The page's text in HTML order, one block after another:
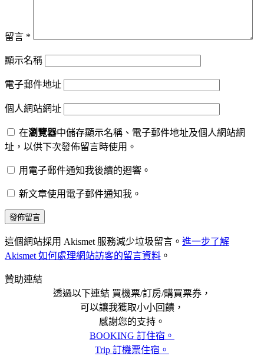
留言 *
顯示名稱
電子郵件地址
個人網站網址
在瀏覽器中儲存顯示名稱、電子郵件地址及個人網站網
址，以供下次發佈留言時使用。
用電子郵件通知我後續的迴響。
新文章使用電子郵件通知我。
這個網站採用 Akismet 服務減少垃圾留言。 進一步了解
Akismet 如何處理網站訪客的留言資料 。
贊助連結
透過以下連結 買機票/訂房/購買票券，
可以讓我獲取小小回饋，
感謝您的支持。
BOOKING 訂住宿。
Trip 訂機票住宿。